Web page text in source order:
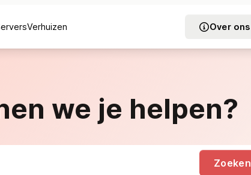
Verhuizen Over ons
we je helpen?
Zoeken